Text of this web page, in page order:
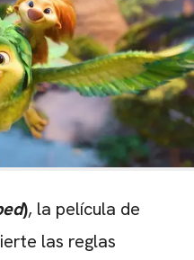
), la película de
las reglas